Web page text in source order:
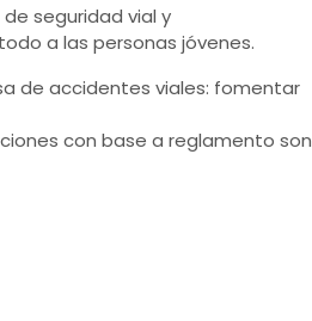
seguridad vial y
a las personas jóvenes.
de accidentes viales: fomentar
con base a reglamento son